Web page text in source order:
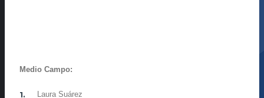
Medio Campo:
Laura Suárez